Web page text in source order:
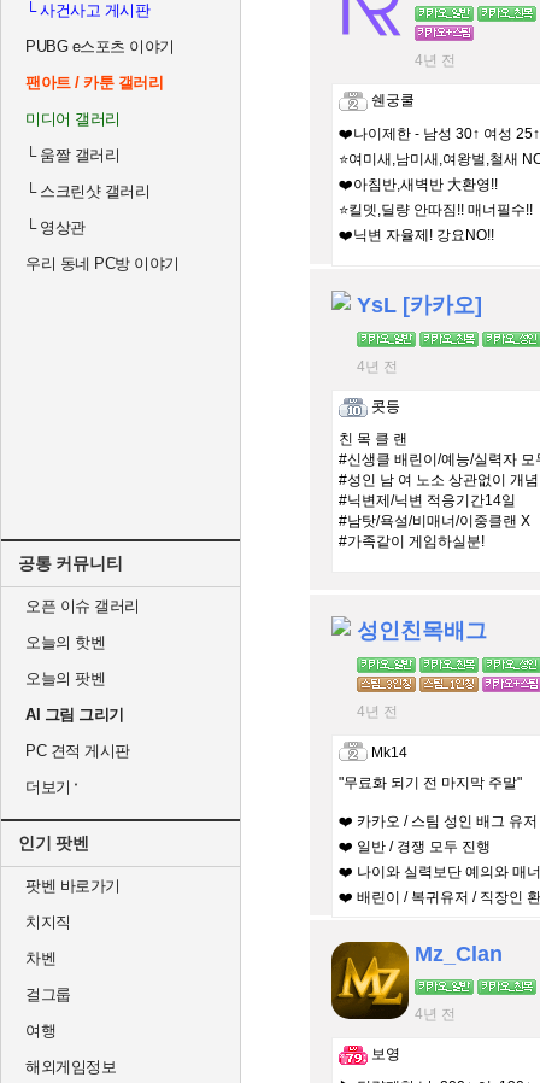
└사건사고 게시판
PUBG e스포츠 이야기
팬아트 / 카툰 갤러리
미디어 갤러리
└움짤 갤러리
└스크린샷 갤러리
└영상관
우리 동네 PC방 이야기
공통 커뮤니티
오픈 이슈 갤러리
오늘의 핫벤
오늘의 팟벤
AI 그림 그리기
PC 견적 게시판
더보기
인기 팟벤
팟벤 바로가기
치지직
차벤
걸그룹
여행
해외게임정보
4년 전
쉔궁쿨
❤️나이제한 - 남성 30↑ 여성 25↑
⭐여미새,남미새,여왕벌,철새
❤️아침반,새벽반 大환영!!
⭐킬뎃,딜량 안따짐!! 매너필수!!
❤️닉변 자율제! 강요NO!!
YsL [카카오]
4년 전
콧등
친 목 클 랜
#신생클 배린이/예능/실력자 모
#성인 남 여 노소 상관없이 개
#닉변제/닉변 적응기간14일
#남탓/욕설/비매너/이중클랜 X
#가족같이 게임하실분!
성인친목배그
4년 전
Mk14
"무료화 되기 전 마지막 주말"
❤️ 카카오 / 스팀 성인 배그 유저
❤️ 일반 / 경쟁 모두 진행
❤️ 나이와 실력보단 예의와 매너
❤️ 배린이 / 복귀유저 / 직장인
Mz_Clan
4년 전
보영